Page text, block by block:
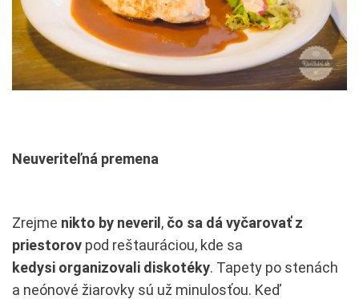
Neuveriteľná premena
Zrejme nikto by neveril , čo sa dá vyčarovať z
priestorov pod reštauráciou, kde sa
kedysi organizovali diskotéky. Tapety po stenách
a neónové žiarovky sú už minulosťou. Keď